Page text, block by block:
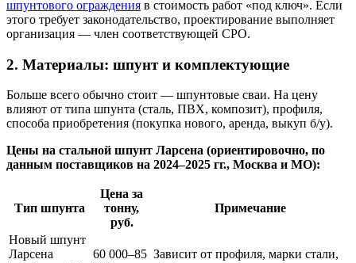
шпунтового ограждения в стоимость работ «под ключ». Если
этого требует законодательство, проектирование выполняет
организация — член соответствующей СРО.
2. Материалы: шпунт и комплектующие
Больше всего обычно стоит — шпунтовые сваи. На цену
влияют от типа шпунта (сталь, ПВХ, композит), профиля,
способа приобретения (покупка нового, аренда, выкуп б/у).
Цены на стальной шпунт Ларсена (ориентировочно, по
данным поставщиков на 2024–2025 гг., Москва и МО):
Тип шпунта
Цена за
тонну,
руб.
Примечание
Новый шпунт
Ларсена
60 000–85 Зависит от профиля, марки стали,